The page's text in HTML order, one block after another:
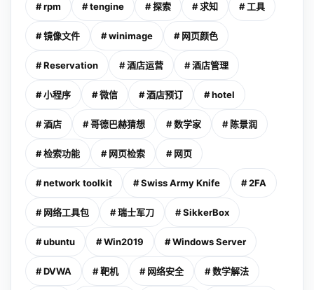
# rpm # tengine # 探索 # 求知 # 工具
# 镜像文件 # winimage # 网页颜色
# Reservation # 酒店运营 # 酒店管理
# 小程序 # 微信 # 酒店预订 # hotel
# 酒店 # 哥德巴赫猜想 # 数学家 # 陈景润
# 检索功能 # 网页检索 # 网页
# network toolkit # Swiss Army Knife # 2FA
# 网络工具包 # 瑞士军刀 # SikkerBox
# ubuntu # Win2019 # Windows Server
# DVWA # 靶机 # 网络安全 # 数学解法